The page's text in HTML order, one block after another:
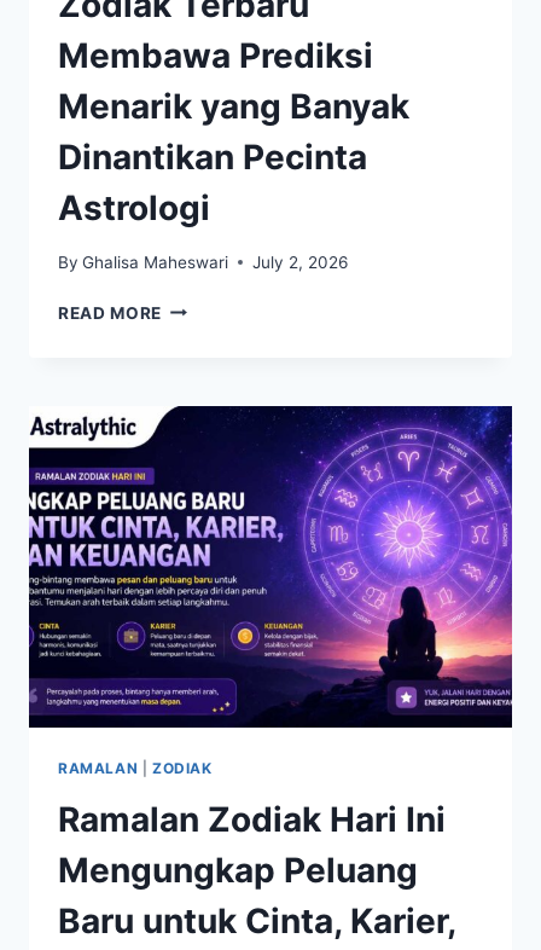
Membawa Prediksi
Menarik yang Banyak
Dinantikan Pecinta
Astrologi
By Ghalisa Maheswari July 2, 2026
READ MORE ZODIAK
MENARIK
YANG
PECINTA
ASTROLOGI
RAMALAN ZODIAK
Ramalan Zodiak Hari Ini
Mengungkap Peluang
Baru untuk Cinta, Karier,